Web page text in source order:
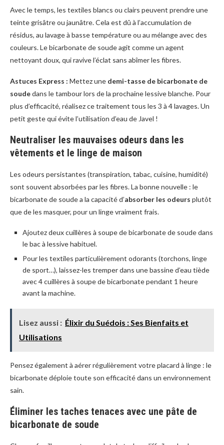
Avec le temps, les textiles blancs ou clairs peuvent prendre une
teinte grisâtre ou jaunâtre. Cela est dû à l’accumulation de
résidus, au lavage à basse température ou au mélange avec des
couleurs. Le bicarbonate de soude agit comme un agent
nettoyant doux, qui ravive l’éclat sans abîmer les fibres.
Astuces Express : Mettez une demi-tasse de bicarbonate de
soudedans le tambour lors de la prochaine lessive blanche. Pour
plus d’efficacité, réalisez ce traitement tous les 3 à 4 lavages. Un
petit geste qui évite l’utilisation d’eau de Javel !
Neutraliser les mauvaises odeurs dans les
vêtements et le linge de maison
Les odeurs persistantes (transpiration, tabac, cuisine, humidité)
sont souvent absorbées par les fibres. La bonne nouvelle : le
bicarbonate de soude a la capacité d’absorber les odeurs plutôt
que de les masquer, pour un linge vraiment frais.
Ajoutez deux cuillères à soupe de bicarbonate de soude dans
le bac à lessive habituel.
Pour les textiles particulièrement odorants (torchons, linge
de sport…), laissez-les tremper dans une bassine d’eau tiède
avec 4 cuillères à soupe de bicarbonate pendant 1 heure
avant la machine.
Lisez aussi : Élixir du Suédois : Ses Bienfaits et
Utilisations
Pensez également à aérer régulièrement votre placard à linge : le
bicarbonate déploie toute son efficacité dans un environnement
sain.
Éliminer les taches tenaces avec une pâte de
bicarbonate de soude